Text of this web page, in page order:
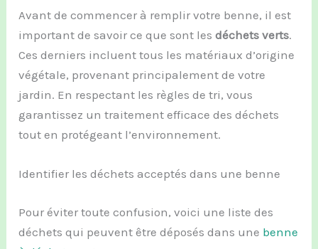
Avant de commencer à remplir votre benne, il est
important de savoir ce que sont lesdéchets verts.
Ces derniers incluent tous les matériaux d’origine
végétale, provenant principalement de votre
jardin. En respectant les règles de tri, vous
garantissez un traitement efficace des déchets
tout en protégeant l’environnement.
Identifier les déchets acceptés dans une benne
Pour éviter toute confusion, voici une liste des
déchets qui peuvent être déposés dans une benne